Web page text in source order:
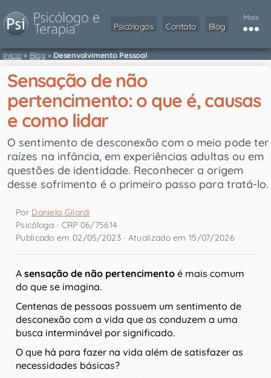
Psicólogos Contato Blog
Mais
Início» Blog»Desenvolvimento Pessoal
Sensação de não
pertencimento: o que é, causas
e como lidar
O sentimento de desconexão com o meio pode ter
raízes na infância, em experiências adultas ou em
questões de identidade. Reconhecer a origem
desse sofrimento é o primeiro passo para tratá-lo.
Por Daniela Gilardi
Psicóloga · CRP 06/75614
Publicado em 02/05/2023 · Atualizado em 15/07/2026
A sensação de não pertencimento é mais comum
do que se imagina.
Centenas de pessoas possuem um sentimento de
desconexão com a vida que as conduzem a uma
busca interminável por significado.
O que há para fazer na vida além de satisfazer as
necessidades básicas?